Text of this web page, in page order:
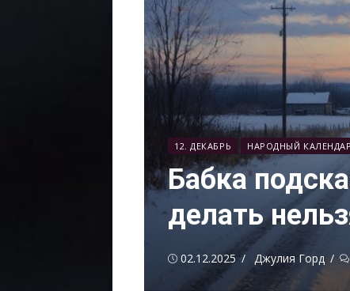
12. ДЕКАБРЬ НАРОДНЫЙ
Бабка
делать
Опубликовано
02.12.2025 Автор
Джулия Горд